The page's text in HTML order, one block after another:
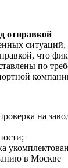
отправкой
что
по
на
в Москве